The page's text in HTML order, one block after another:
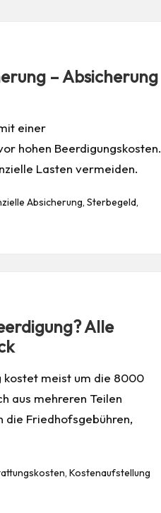
– Absicherung
einer
hohen Beerdigungskosten.
Lasten vermeiden.
Absicherung, Sterbegeld,
Alle
kostet meist um die 8000
aus mehreren Teilen
die Friedhofsgebühren,
, Kostenaufstellung